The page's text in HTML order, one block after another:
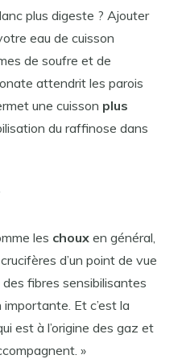
plus digeste ? Ajouter
eau de cuisson
de soufre et de
attendrit les parois
une cuisson plus
du raffinose dans
les choux en général,
d’un point de vue
fibres sensibilisantes
Et c’est la
est à l’origine des gaz et
»